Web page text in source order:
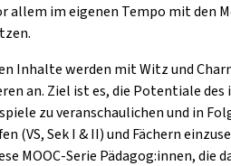
allem im eigenen Tempo mit den
Inhalte werden mit Witz und
an. Ziel ist es, die Potentiale des
zu veranschaulichen und in
(VS, Sek I & II) und Fächern
MOOC-Serie Pädagog:innen, die